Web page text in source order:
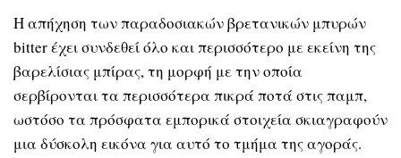
Η απήχηση των παραδοσιακών βρετανικών μπυρών
bitter έχει συνδεθεί όλο και περισσότερο με εκείνη της
βαρελίσιας μπίρας, τη μορφή με την οποία
σερβίρονται τα περισσότερα πικρά ποτά στις παμπ,
ωστόσο τα πρόσφατα εμπορικά στοιχεία σκιαγραφούν
μια δύσκολη εικόνα για αυτό το τμήμα της αγοράς.